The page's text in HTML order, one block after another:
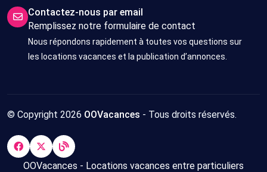
Contactez-nous par email
Remplissez notre formulaire de contact
Nous répondons rapidement à toutes vos questions sur
les locations vacances et la publication d’annonces.
© Copyright 2026 OOVacances - Tous droits réservés.
OOVacances - Locations vacances entre particuliers